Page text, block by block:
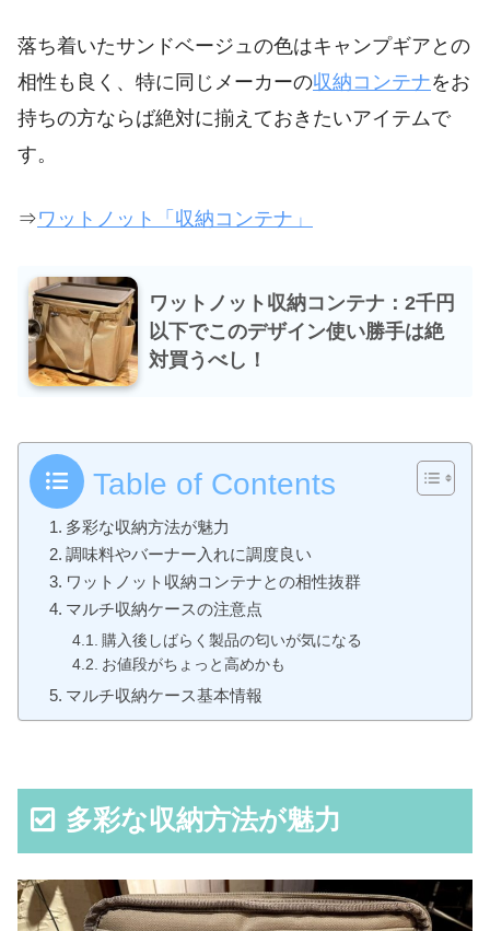
落ち着いたサンドベージュの色はキャンプギアとの
相性も良く、特に同じメーカーの収納コンテナをお
持ちの方ならば絶対に揃えておきたいアイテムで
す。
⇒ワットノット「収納コンテナ」
ワットノット収納コンテナ：2千円
以下でこのデザイン使い勝手は絶
対買うべし！
Table of Contents
多彩な収納方法が魅力
調味料やバーナー入れに調度良い
ワットノット収納コンテナとの相性抜群
マルチ収納ケースの注意点
購入後しばらく製品の匂いが気になる
お値段がちょっと高めかも
マルチ収納ケース基本情報
多彩な収納方法が魅力